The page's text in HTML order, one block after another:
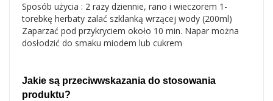
Sposób użycia : 2 razy dziennie, rano i wieczorem 1-
torebkę herbaty zalać szklanką wrzącej wody (200ml)
Zaparzać pod przykryciem około 10 min. Napar można
dosłodzić do smaku miodem lub cukrem
Jakie są przeciwwskazania do stosowania
produktu?